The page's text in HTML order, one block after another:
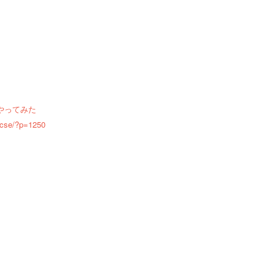
ってみた
?p=1250